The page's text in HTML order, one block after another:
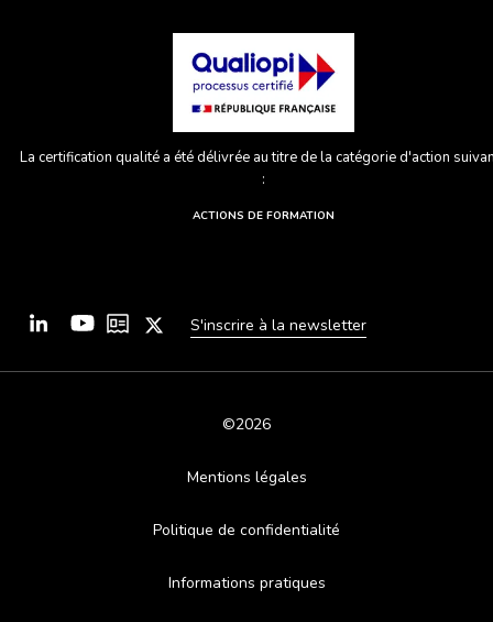
La certification qualité a été délivrée au titre de la catégorie d'action
:
ACTIONS DE FORMATION
S'inscrire à la newsletter
©2026
Mentions légales
Politique de confidentialité
Informations pratiques